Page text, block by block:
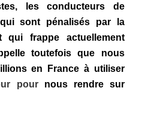
les conducteurs de
sont pénalisés par la
qui frappe actuellement
toutefois que nous
en France à utiliser
ur pour nous rendre sur